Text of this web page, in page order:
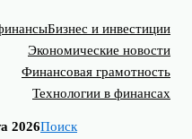
Бизнес и инвестиции
Экономические новости
Финансовая грамотность
Технологии в финансах
2026Поиск